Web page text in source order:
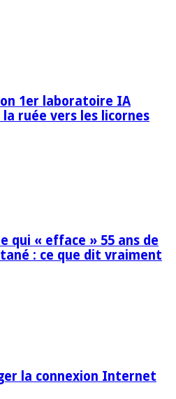
1er laboratoire IA
ruée vers les licornes
qui « efface » 55 ans de
: ce que dit vraiment
la connexion Internet